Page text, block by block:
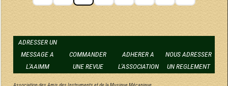
ADRESSER UN
MESSAGE A
L'AAIMM
COMMANDER
UNE REVUE
ADHERER A
L'ASSOCIATION
NOUS ADRESSER
UN REGLEMENT